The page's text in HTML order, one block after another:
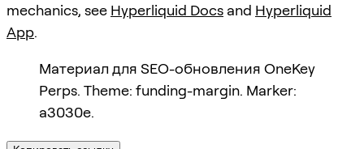
mechanics, see Hyperliquid Docs and Hyperliquid
App.
Материал для SEO-обновления OneKey
Perps. Theme: funding-margin. Marker:
a3030e.